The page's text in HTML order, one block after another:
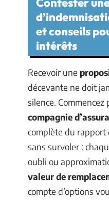
et conseils
intérêts
Recevoir une
décevante ne doit
silence.
compagnie
complète du rapport
sans survoler :
oubli ou
valeur de
compte d’options